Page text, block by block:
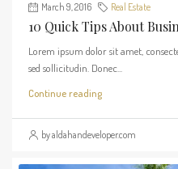
March 9, 2016 Real Estate
10 Quick Tips About
Lorem ipsum dolor sit amet,
sed sollicitudin. Donec...
Continue reading
by aldahandeveloper.com